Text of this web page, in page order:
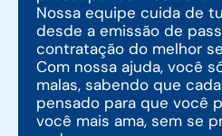
Nossa equipe cuida de
desde a emissão de
contratação do melhor
Com nossa ajuda, você
malas, sabendo que
pensado para que você
você mais ama, sem se